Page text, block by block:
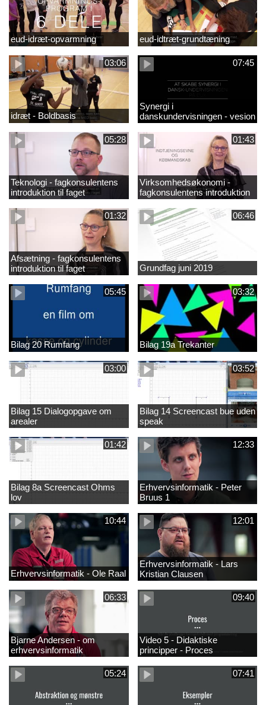
eud-idræt-opvarmning eud-idtræt-grundtæning
03:06
idræt - Boldbasis
07:45
Synergi i
danskundervisningen - vesion
2
05:28
Teknologi - fagkonsulentens
introduktion til faget
01:43
Virksomhedsøkonomi -
fagkonsulentens introduktion
til faget
01:32
Afsætning - fagkonsulentens
introduktion til faget
06:46
Grundfag juni 2019
05:45
Bilag 20 Rumfang
03:32
Bilag 19a Trekanter
03:00
Bilag 15 Dialogopgave om
arealer
03:52
Bilag 14 Screencast bue uden
speak
01:42
Bilag 8a Screencast Ohms
lov
12:33
Erhvervsinformatik - Peter
Bruus 1
10:44
Erhvervsinformatik - Ole Raal
12:01
Erhvervsinformatik - Lars
Kristian Clausen
06:33
Bjarne Andersen - om
erhvervsinformatik
09:40
Video 5 - Didaktiske
principper - Proces
05:24 07:41